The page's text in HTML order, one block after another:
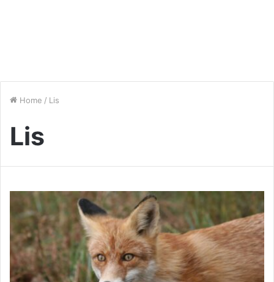
Home / Lis
Lis